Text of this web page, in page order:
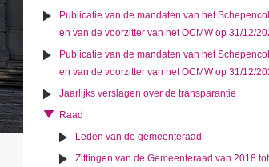
Publicatie van de mandaten van het
en van de voorzitter van het OCMW op 31/12/
Publicatie van de mandaten van het
en van de voorzitter van het OCMW op 31/12/
Jaarlijks verslagen over de transparantie
Raad
Leden van de gemeenteraad
Zittingen van de Gemeenteraad van 2018